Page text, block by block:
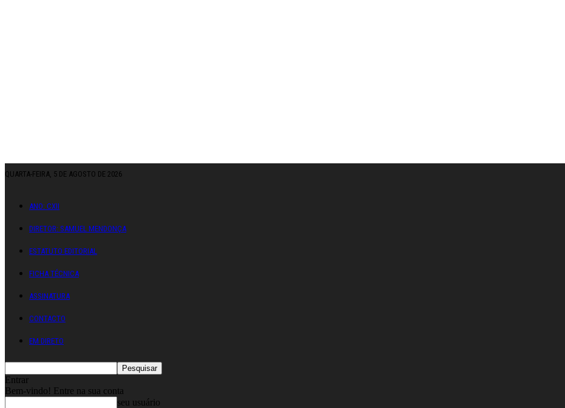
QUARTA-FEIRA, 5 DE AGOSTO DE 2026
ANO: CXII
DIRETOR: SAMUEL MENDONÇA
ESTATUTO EDITORIAL
FICHA TÉCNICA
ASSINATURA
CONTACTO
EM DIRETO
Entrar
Bem-vindo! Entre na sua conta
seu usuário